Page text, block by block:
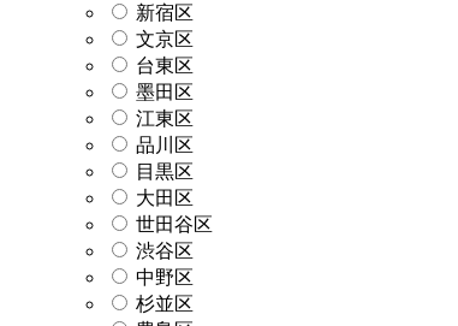
新宿区
文京区
台東区
墨田区
江東区
品川区
目黒区
大田区
世田谷区
渋谷区
中野区
杉並区